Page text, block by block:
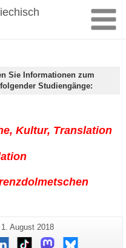
Sie Informationen zum
Studiengänge:
Kultur, Translation
Letzte
Aktualisierung:
1. August 2018
LinkedInTikTokMastodonBluesky